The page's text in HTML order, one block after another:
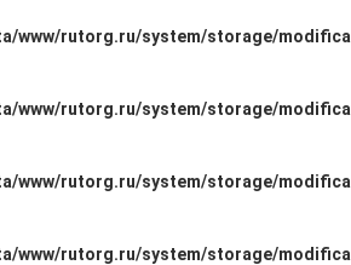
www/rutorg.ru/system/storage/
www/rutorg.ru/system/storage/
www/rutorg.ru/system/storage/
www/rutorg.ru/system/storage/